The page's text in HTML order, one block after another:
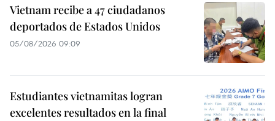
Vietnam recibe a 47 ciudadanos
deportados de Estados Unidos
05/08/2026 09:09
Estudiantes vietnamitas logran
excelentes resultados en la final